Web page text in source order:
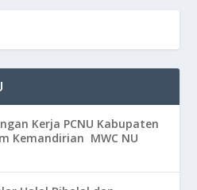
Kerja PCNU Kabupaten
Kemandirian MWC NU